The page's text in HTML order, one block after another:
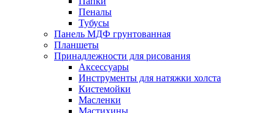
Пеналы
Тубусы
Панель МДФ грунтованная
Планшеты
Принадлежности для рисования
Аксессуары
Инструменты для натяжки холста
Кистемойки
Масленки
Мастихины